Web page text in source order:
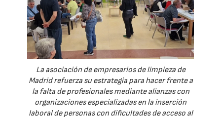
La asociación de empresarios de limpieza de
Madrid refuerza su estrategia para hacer frente a
la falta de profesionales mediante alianzas con
organizaciones especializadas en la inserción
laboral de personas con dificultades de acceso al